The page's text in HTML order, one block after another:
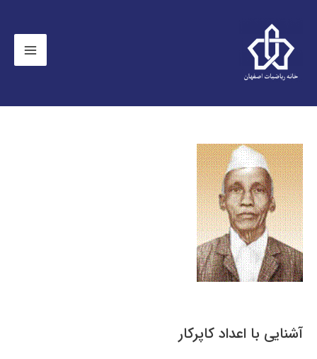
آشنايی با اعداد کاپرکار